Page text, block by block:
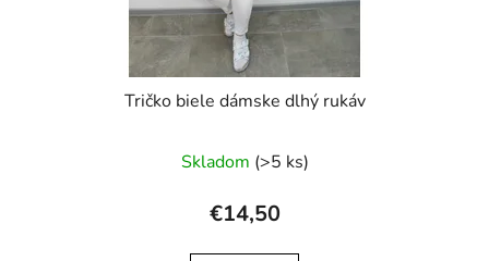
Tričko biele dámske dlhý rukáv
Skladom (>5 ks)
€14,50